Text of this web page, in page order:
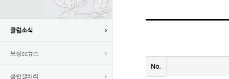
클럽소식
보성cc뉴스
클럽갤러리
No.